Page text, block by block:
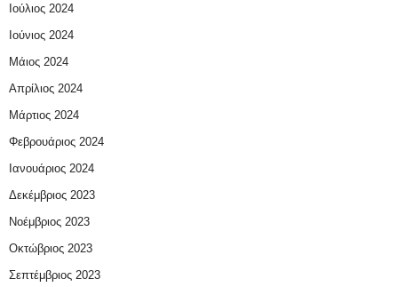
Ιούλιος 2024
Ιούνιος 2024
Μάιος 2024
Απρίλιος 2024
Μάρτιος 2024
Φεβρουάριος 2024
Ιανουάριος 2024
Δεκέμβριος 2023
Νοέμβριος 2023
Οκτώβριος 2023
Σεπτέμβριος 2023